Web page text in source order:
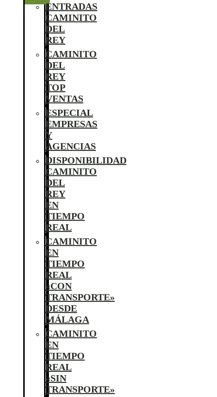
ENTRADAS
CAMINITO
DEL
REY
CAMINITO
DEL
REY
TOP
VENTAS
ESPECIAL
EMPRESAS
Y
AGENCIAS
DISPONIBILIDAD
CAMINITO
DEL
REY
EN
TIEMPO
REAL
CAMINITO
EN
TIEMPO
REAL
«CON
TRANSPORTE»
DESDE
MÁLAGA
CAMINITO
EN
TIEMPO
REAL
«SIN
TRANSPORTE»